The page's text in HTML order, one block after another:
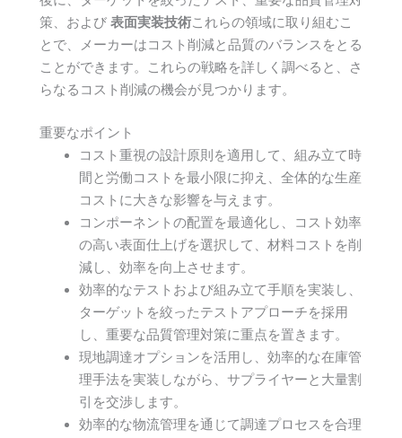
策、および 表面実装技術これらの領域に取り組むこ
とで、メーカーはコスト削減と品質のバランスをとる
ことができます。これらの戦略を詳しく調べると、さ
らなるコスト削減の機会が見つかります。
重要なポイント
コスト重視の設計原則を適用して、組み立て時
間と労働コストを最小限に抑え、全体的な生産
コストに大きな影響を与えます。
コンポーネントの配置を最適化し、コスト効率
の高い表面仕上げを選択して、材料コストを削
減し、効率を向上させます。
効率的なテストおよび組み立て手順を実装し、
ターゲットを絞ったテストアプローチを採用
し、重要な品質管理対策に重点を置きます。
現地調達オプションを活用し、効率的な在庫管
理手法を実装しながら、サプライヤーと大量割
引を交渉します。
効率的な物流管理を通じて調達プロセスを合理